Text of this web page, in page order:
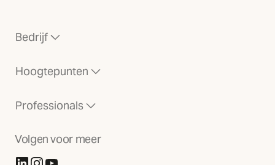
Bedrijf
Hoogtepunten
Professionals
Volgen voor meer